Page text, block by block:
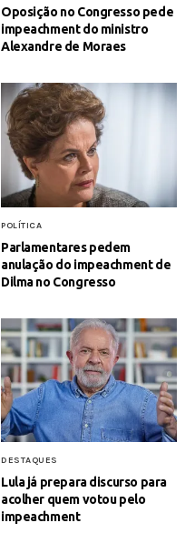
Oposição no Congresso pede
impeachment do ministro
Alexandre de Moraes
POLÍTICA
Parlamentares pedem
anulação do impeachment de
Dilma no Congresso
DESTAQUES
Lula já prepara discurso para
acolher quem votou pelo
impeachment